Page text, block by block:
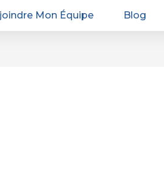
Mon Équipe Blog